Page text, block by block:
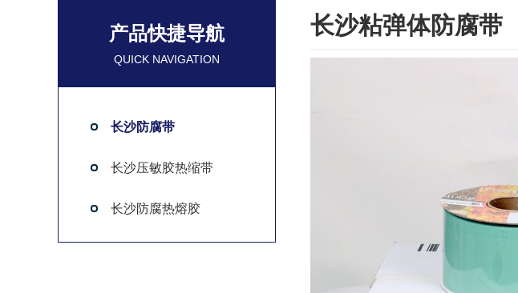
产品快捷导航
QUICK NAVIGATION
长沙防腐带
长沙压敏胶热缩带
长沙防腐热熔胶
长沙粘弹体防腐带